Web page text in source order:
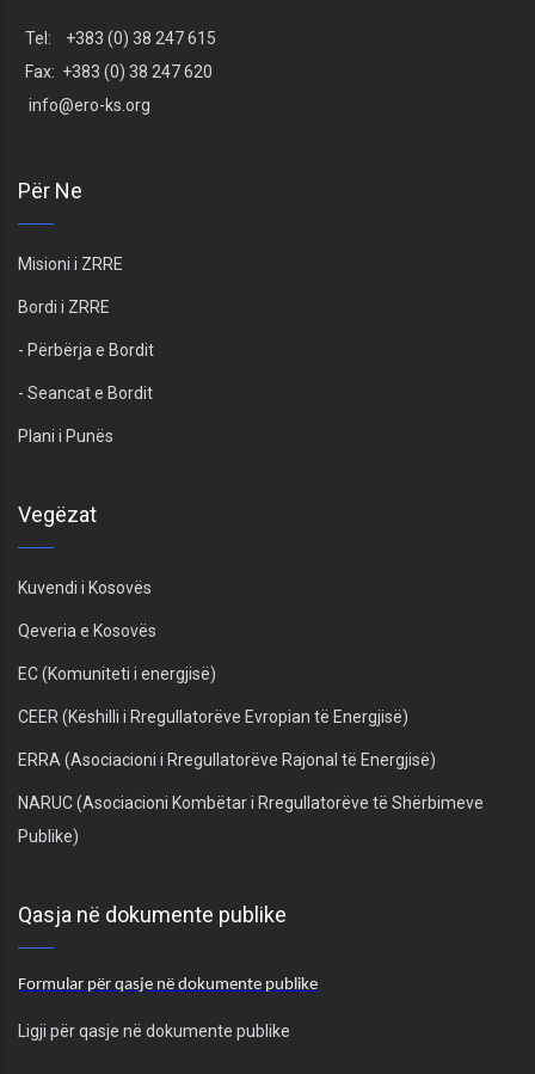
Tel: +383 (0) 38 247 615
Fax: +383 (0) 38 247 620
info@ero-ks.org
Për Ne
Misioni i ZRRE
Bordi i ZRRE
- Përbërja e Bordit
- Seancat e Bordit
Plani i Punës
Vegëzat
Kuvendi i Kosovës
Qeveria e Kosovës
EC (Komuniteti i energjisë)
CEER (Këshilli i Rregullatorëve Evropian të Energjisë)
ERRA (Asociacioni i Rregullatorëve Rajonal të Energjisë)
NARUC (Asociacioni Kombëtar i Rregullatorëve të Shërbimeve
Publike)
Qasja në dokumente publike
Formular për qasje në dokumente publike
Ligji për qasje në dokumente publike